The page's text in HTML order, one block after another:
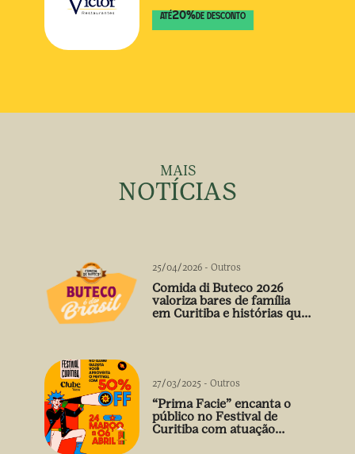
ATÉ20% DE DESCONTO
MAIS
NOTÍCIAS
25/04/2026 - Outros
Comida di Buteco 2026
valoriza bares de família
em Curitiba e histórias que
27/03/2025 - Outros
“Prima Facie” encanta o
público no Festival de
Curitiba com atuação